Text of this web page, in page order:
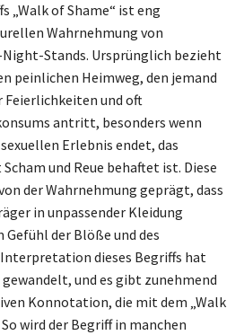
„Walk of Shame“ ist eng
Wahrnehmung von
Stands. Ursprünglich bezieht
peinlichen Heimweg, den jemand
Feierlichkeiten und oft
antritt, besonders wenn
Erlebnis endet, das
und Reue behaftet ist. Diese
der Wahrnehmung geprägt, dass
in unpassender Kleidung
der Blöße und des
dieses Begriffs hat
und es gibt zunehmend
Konnotation, die mit dem „Walk
wird der Begriff in manchen